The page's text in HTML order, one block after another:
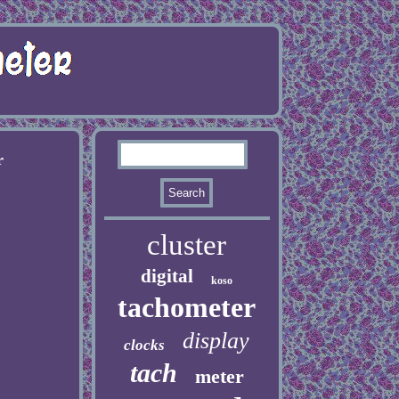
cluster
digital koso
tachometer
clocks display
tach meter